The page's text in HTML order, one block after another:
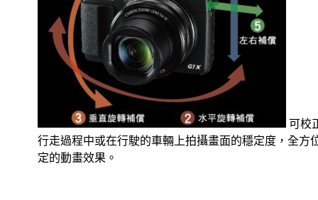
可校
行走過程中或在行駛的車輛上拍攝畫面的穩定度，全
定的動畫效果。